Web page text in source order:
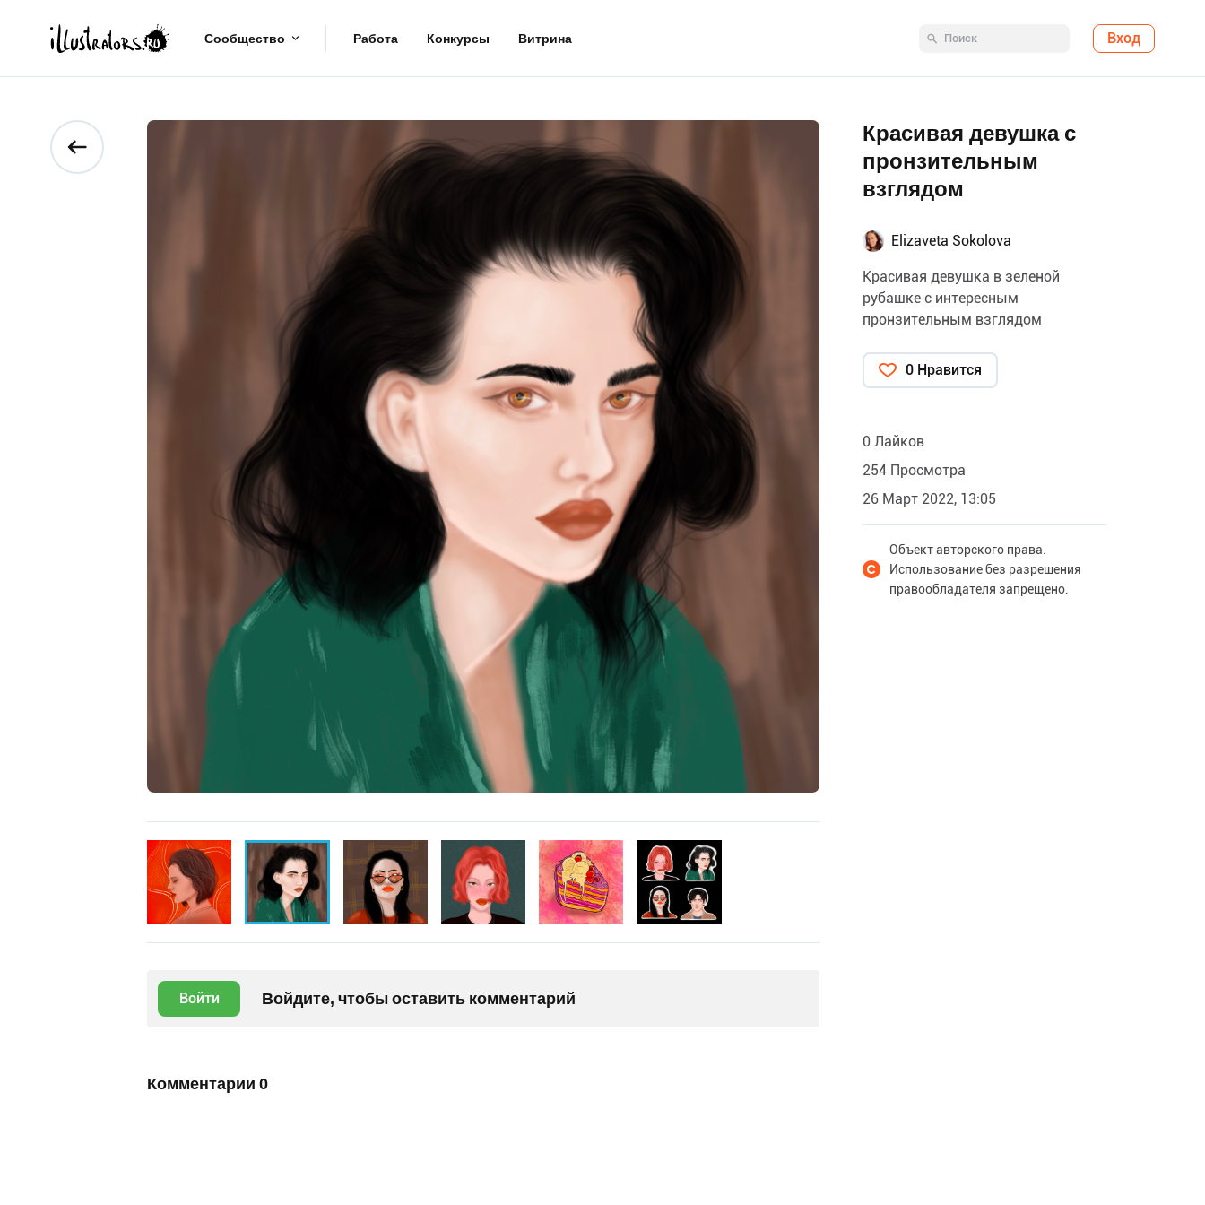
Сообщество Работа Конкурсы Витрина Вход
Войти Войдите, чтобы оставить комментарий
Комментарии 0
Красивая девушка с
пронзительным
взглядом
Elizaveta Sokolova
Красивая девушка в зеленой
рубашке с интересным
пронзительным взглядом
0 Нравится
0 Лайков
254 Просмотра
26 Март 2022, 13:05
Объект авторского права.
Использование без разрешения
правообладателя запрещено.